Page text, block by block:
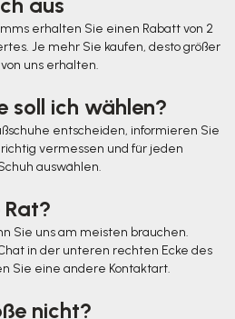
aus
erhalten Sie einen Rabatt von 2
Je mehr Sie kaufen, desto größer
uns erhalten.
soll ich wählen?
entscheiden, informieren Sie
vermessen und für jeden
auswählen.
Sie uns am meisten brauchen.
in der unteren rechten Ecke des
Sie eine andere Kontaktart.
nicht?